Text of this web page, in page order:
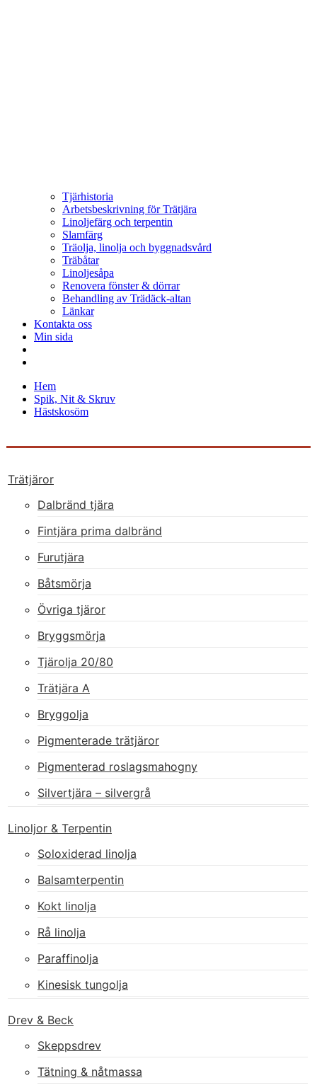
Tjärhistoria
Arbetsbeskrivning för Trätjära
Linoljefärg och terpentin
Slamfärg
Träolja, linolja och byggnadsvård
Träbåtar
Linoljesåpa
Renovera fönster & dörrar
Behandling av Trädäck-altan
Länkar
Kontakta oss
Min sida
Hem
Spik, Nit & Skruv
Hästskosöm
Trätjäror
Dalbränd tjära
Fintjära prima dalbränd
Furutjära
Båtsmörja
Övriga tjäror
Bryggsmörja
Tjärolja 20/80
Trätjära A
Bryggolja
Pigmenterade trätjäror
Pigmenterad roslagsmahogny
Silvertjära – silvergrå
Linoljor & Terpentin
Soloxiderad linolja
Balsamterpentin
Kokt linolja
Rå linolja
Paraffinolja
Kinesisk tungolja
Drev & Beck
Skeppsdrev
Tätning & nåtmassa